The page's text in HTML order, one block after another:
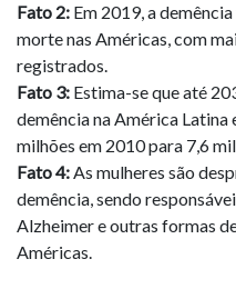
Fato 2: Em 2019, a
morte nas Américas, com
registrados.
Fato 3: Estima-se que até
demência na América Latina
milhões em 2010 para 7,6
Fato 4:As mulheres são
demência, sendo
Alzheimer e outras formas
Américas.